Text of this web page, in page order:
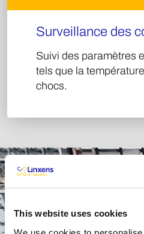
This website uses cookies
Surveillance des
Suivi des paramètres
tels que la
chocs.
Bénéfices